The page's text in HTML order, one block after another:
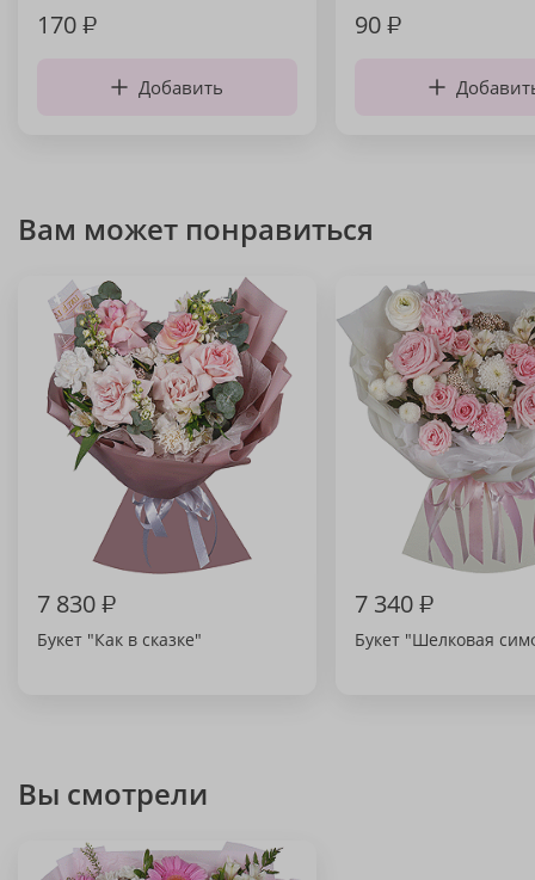
170₽
Добавить
90₽
Вам может понравиться
7 830₽
Букет "Как в сказке"
7 340₽
Букет "Шелковая
Вы смотрели